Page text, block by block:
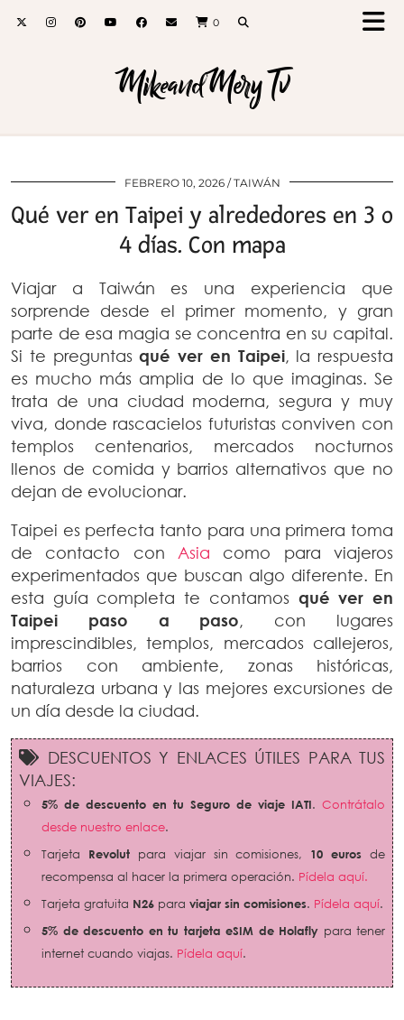
0
MikeandMery Tv
FEBRERO 10, 2026 TAIWÁN
Qué ver en Taipei y alrededores en 3 o
4 días. Con mapa
Viajar a Taiwán es una experiencia que
sorprende desde el primer momento, y gran
parte de esa magia se concentra en su capital.
Si te preguntasqué ver en Taipei, la respuesta
es mucho más amplia de lo que imaginas. Se
trata de una ciudad moderna, segura y muy
viva, donde rascacielos futuristas conviven con
templos centenarios, mercados nocturnos
llenos de comida y barrios alternativos que no
dejan de evolucionar.
Taipei es perfecta tanto para una primera toma
de contacto con Asia como para viajeros
experimentados que buscan algo diferente. En
esta guía completa te contamos qué ver en
Taipei paso a paso, con lugares
imprescindibles, templos, mercados callejeros,
barrios con ambiente, zonas históricas,
naturaleza urbana y las mejores excursiones de
un día desde la ciudad.
DESCUENTOS Y ENLACES ÚTILES PARA TUS
VIAJES:
5% de descuento en tu Seguro de viaje IATI. Contrátalo
desde nuestro enlace.
Tarjeta Revolutpara viajar sin comisiones, 10 euros de
recompensa al hacer la primera operación. Pídela aquí.
Tarjeta gratuita N26 para viajar sin comisiones. Pídela aquí.
5% de descuento en tu tarjeta eSIM de Holafly para tener
internet cuando viajas. Pídela aquí.